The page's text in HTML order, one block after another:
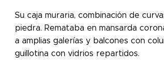
Su caja muraria, combinación de
piedra. Remataba en mansarda
a amplias galerías y balcones con
guillotina con vidrios repartidos.